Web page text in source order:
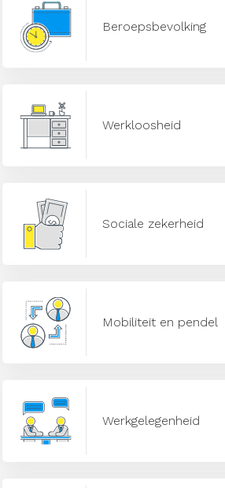
Beroepsbevolking
Werkloosheid
Sociale zekerheid
Mobiliteit en pendel
Werkgelegenheid